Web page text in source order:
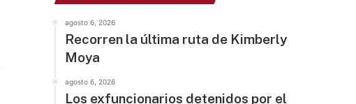
agosto 6, 2026
Recorren la última ruta de Kimberly
Moya
agosto 6, 2026
Los exfuncionarios detenidos por el